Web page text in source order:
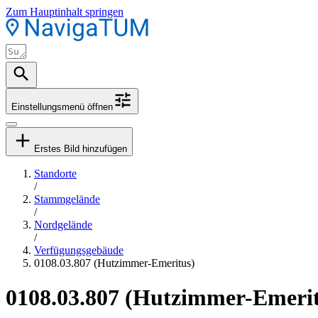
Zum Hauptinhalt springen
Einstellungsmenü öffnen
Erstes Bild hinzufügen
Standorte
/
Stammgelände
/
Nordgelände
/
Verfügungsgebäude
0108.03.807 (Hutzimmer-Emeritus)
0108.03.807 (Hutzimmer-